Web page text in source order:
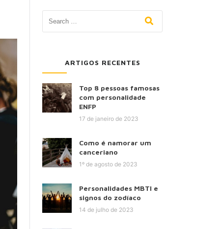
ARTIGOS RECENTES
Top 8 pessoas famosas
com personalidade
ENFP
17 de janeiro de 2023
Como é namorar um
canceriano
1º de agosto de 2023
Personalidades MBTI e
signos do zodíaco
14 de julho de 2023